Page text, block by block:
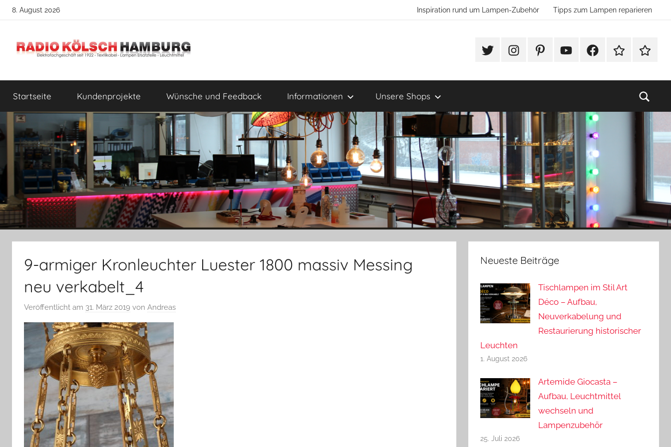
Zum8. August 2026 Inspiration rund um Lampen-Zubehör Tipps zum Lampen reparieren
Radio
Kölsch
Hamburg
Lampenbau
Tipps
#TwitterInstagramPinterestYouTubeFacebook
TikTok
Startseite Kundenprojekte Wünsche und Feedback Informationen Unsere Shops
9-armiger Kronleuchter Luester 1800 massiv Messing
neu verkabelt_4
Veröffentlicht am 31. März 2019 von Andreas
Neueste Beiträge
Tischlampen im Stil Art
Déco – Aufbau,
Neuverkabelung und
Restaurierung historischer
Leuchten
1. August 2026
Artemide Giocasta –
Aufbau, Leuchtmittel
wechseln und
Lampenzubehör
25. Juli 2026